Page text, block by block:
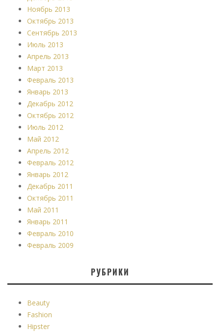
Ноябрь 2013
Октябрь 2013
Сентябрь 2013
Июль 2013
Апрель 2013
Март 2013
Февраль 2013
Январь 2013
Декабрь 2012
Октябрь 2012
Июль 2012
Май 2012
Апрель 2012
Февраль 2012
Январь 2012
Декабрь 2011
Октябрь 2011
Май 2011
Январь 2011
Февраль 2010
Февраль 2009
РУБРИКИ
Beauty
Fashion
Hipster